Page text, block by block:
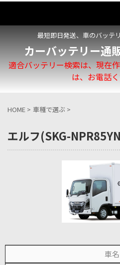
最短即日発送、車のバッテ
カーバッテリー通
適合バッテリー検索は、現在
は、お電話く
HOME > 車種で選ぶ >
エルフ(SKG-
車名